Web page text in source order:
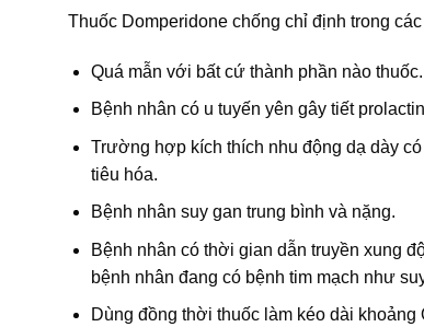
Thuốc Domperidone chống chỉ định trong
Quá mẫn với bất cứ thành phần nào thuốc.
Bệnh nhân có u tuyến yên gây tiết
Trường hợp kích thích nhu động dạ dày
tiêu hóa.
Bệnh nhân suy gan trung bình và nặng.
Bệnh nhân có thời gian dẫn truyền xung
bệnh nhân đang có bệnh tim mạch như
Dùng đồng thời thuốc làm kéo dài khoảng